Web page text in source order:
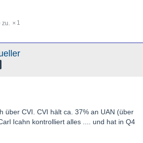
1
über CVI. CVI hält ca. 37% an UAN (über
Icahn kontrolliert alles .... und hat in Q4